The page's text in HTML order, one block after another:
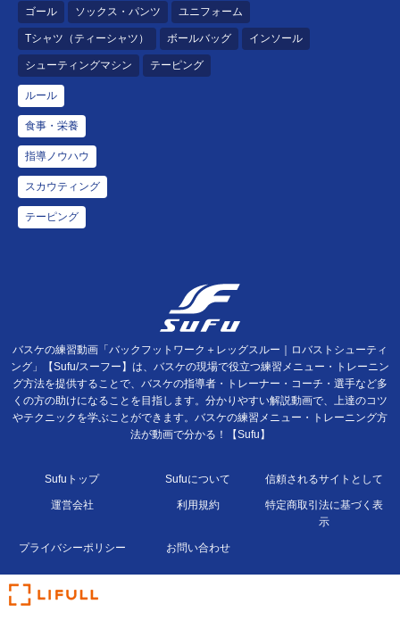
ゴール ソックス・パンツ ユニフォーム
Tシャツ（ティーシャツ） ボールバッグ インソール
シューティングマシン テーピング
ルール
食事・栄養
指導ノウハウ
スカウティング
テーピング
バスケの練習動画「バックフットワーク＋レッグスルー｜ロバストシューティ
ング」【Sufu/スーフー】は、バスケの現場で役立つ練習メニュー・トレーニン
グ方法を提供することで、バスケの指導者・トレーナー・コーチ・選手など多
くの方の助けになることを目指します。分かりやすい解説動画で、上達のコツ
やテクニックを学ぶことができます。バスケの練習メニュー・トレーニング方
法が動画で分かる！【Sufu】
Sufuトップ Sufuについて 信頼されるサイトとして
運営会社 利用規約
特定商取引法に基づく表
示
プライバシーポリシー お問い合わせ